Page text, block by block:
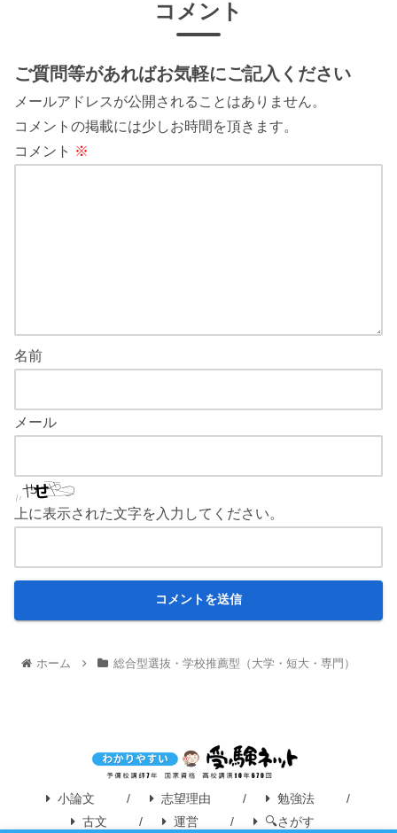
コメント
ご質問等があればお気軽にご記入ください
メールアドレスが公開されることはありません。
コメントの掲載には少しお時間を頂きます。
コメント ※
名前
メール
上に表示された文字を入力してください。
ホーム 総合型選抜・学校推薦型（大学・短大・専門）
小論文 志望理由
勉強法
古文
運営 🔍さがす